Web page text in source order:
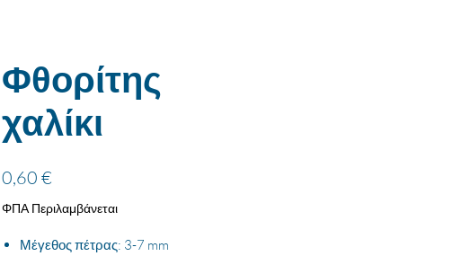
Φθορίτης
χαλίκι
0,60 €
ΦΠΑ Περιλαμβάνεται
Μέγεθος πέτρας: 3-7 mm